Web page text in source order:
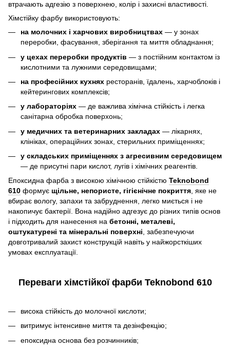
втрачають адгезію з поверхнею, колір і захисні властивості.
Хімстійку фарбу використовують:
на молочних і харчових виробництвах — у зонах
переробки, фасування, зберігання та миття обладнання;
у цехах переробки продуктів — з постійним контактом із
кислотними та лужними середовищами;
на професійних кухнях ресторанів, їдалень, харчоблоків і
кейтерингових комплексів;
у лабораторіях — де важлива хімічна стійкість і легка
санітарна обробка поверхонь;
у медичних та ветеринарних закладах — лікарнях,
клініках, операційних зонах, стерильних приміщеннях;
у складських приміщеннях з агресивним середовищем
— де присутні пари кислот, лугів і хімічних реагентів.
Епоксидна фарба з високою хімічною стійкістю Teknobond
610 формує щільне, непористе, гігієнічне покриття, яке не
вбирає вологу, запахи та забруднення, легко миється і не
накопичує бактерії. Вона надійно адгезує до різних типів основ
і підходить для нанесення на бетонні, металеві,
оштукатурені та мінеральні поверхні, забезпечуючи
довготривалий захист конструкцій навіть у найжорсткіших
умовах експлуатації.
Переваги хімстійкої фарби Teknobond 610
висока стійкість до молочної кислоти;
витримує інтенсивне миття та дезінфекцію;
епоксидна основа без розчинників;